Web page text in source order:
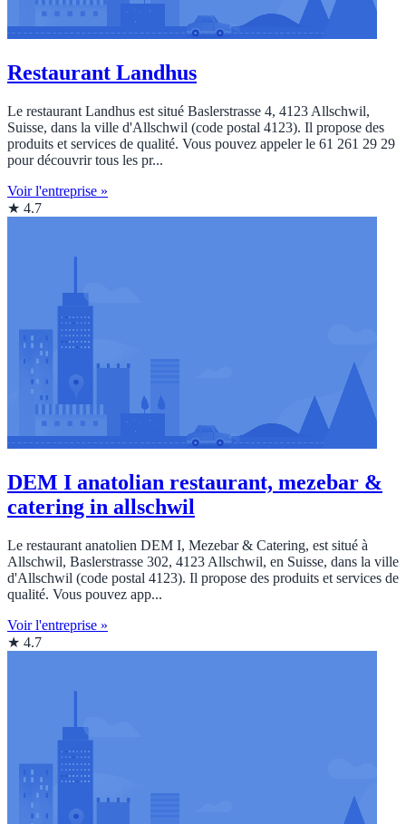
Restaurant Landhus
Le restaurant Landhus est situé Baslerstrasse 4, 4123 Allschwil,
Suisse, dans la ville d'Allschwil (code postal 4123). Il propose des
produits et services de qualité. Vous pouvez appeler le 61 261 29 29
pour découvrir tous les pr...
Voir l'entreprise »
★ 4.7
DEM I anatolian restaurant, mezebar &
catering in allschwil
Le restaurant anatolien DEM I, Mezebar & Catering, est situé à
Allschwil, Baslerstrasse 302, 4123 Allschwil, en Suisse, dans la ville
d'Allschwil (code postal 4123). Il propose des produits et services de
qualité. Vous pouvez app...
Voir l'entreprise »
★ 4.7